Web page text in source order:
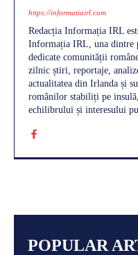
https://informatiairl.com
Redacția Informația IRL
Informația IRL, una dintre
dedicate comunității
zilnic știri, reportaje,
actualitatea din Irlanda și
românilor stabiliți pe
echilibrului și interesului
POPULAR